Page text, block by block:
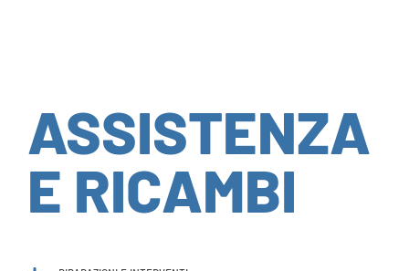
ASSISTENZA
E RICAMBI